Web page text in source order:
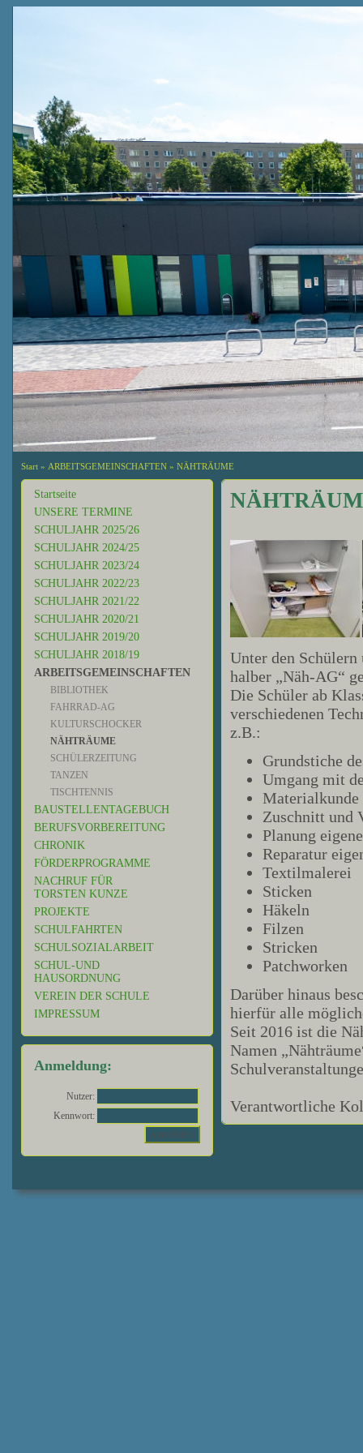
Start» ARBEITSGEMEINSCHAFTEN» NÄHTRÄUME
Startseite
UNSERE TERMINE
SCHULJAHR 2025/26
SCHULJAHR 2024/25
SCHULJAHR 2023/24
SCHULJAHR 2022/23
SCHULJAHR 2021/22
SCHULJAHR 2020/21
SCHULJAHR 2019/20
SCHULJAHR 2018/19
ARBEITSGEMEINSCHAFTEN
BIBLIOTHEK
FAHRRAD-AG
KULTURSCHOCKER
NÄHTRÄUME
SCHÜLERZEITUNG
TANZEN
TISCHTENNIS
BAUSTELLENTAGEBUCH
BERUFSVORBEREITUNG
CHRONIK
FÖRDERPROGRAMME
NACHRUF FÜR
TORSTEN KUNZE
PROJEKTE
SCHULFAHRTEN
SCHULSOZIALARBEIT
SCHUL-UND
HAUSORDNUNG
VEREIN DER SCHULE
IMPRESSUM
Anmeldung:
Nutzer:
Kennwort:
Unter den
halber „Näh-AG“
Die Schüler ab
verschiedenen
z.B.:
Grundstiche
Umgang mit
Materialkunde
Zuschnitt und
Planung
Reparatur
Textilmalerei
Sticken
Häkeln
Filzen
Stricken
Patchworken
Darüber hinaus
hierfür alle
Seit 2016 ist die
Namen
Verantwortliche